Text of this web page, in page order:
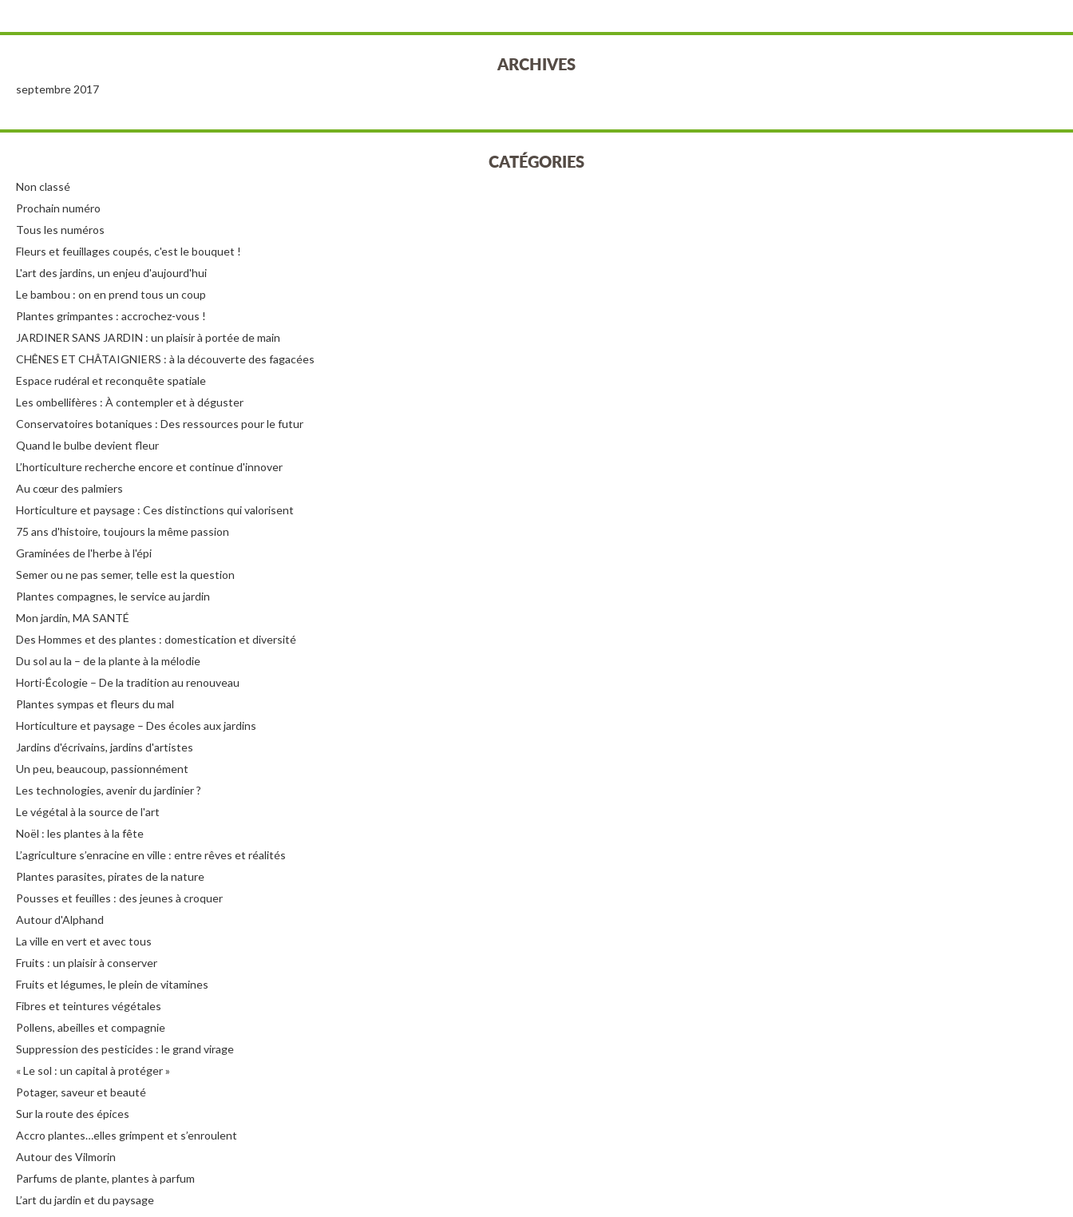
ARCHIVES
septembre 2017
CATÉGORIES
Non classé
Prochain numéro
Tous les numéros
Fleurs et feuillages coupés, c'est le bouquet !
L'art des jardins, un enjeu d'aujourd'hui
Le bambou : on en prend tous un coup
Plantes grimpantes : accrochez-vous !
JARDINER SANS JARDIN : un plaisir à portée de main
CHÊNES ET CHÂTAIGNIERS : à la découverte des fagacées
Espace rudéral et reconquête spatiale
Les ombellifères : À contempler et à déguster
Conservatoires botaniques : Des ressources pour le futur
Quand le bulbe devient fleur
L’horticulture recherche encore et continue d'innover
Au cœur des palmiers
Horticulture et paysage : Ces distinctions qui valorisent
75 ans d'histoire, toujours la même passion
Graminées de l'herbe à l'épi
Semer ou ne pas semer, telle est la question
Plantes compagnes, le service au jardin
Mon jardin, MA SANTÉ
Des Hommes et des plantes : domestication et diversité
Du sol au la – de la plante à la mélodie
Horti-Écologie – De la tradition au renouveau
Plantes sympas et fleurs du mal
Horticulture et paysage – Des écoles aux jardins
Jardins d'écrivains, jardins d'artistes
Un peu, beaucoup, passionnément
Les technologies, avenir du jardinier ?
Le végétal à la source de l'art
Noël : les plantes à la fête
L’agriculture s’enracine en ville : entre rêves et réalités
Plantes parasites, pirates de la nature
Pousses et feuilles : des jeunes à croquer
Autour d'Alphand
La ville en vert et avec tous
Fruits : un plaisir à conserver
Fruits et légumes, le plein de vitamines
Fibres et teintures végétales
Pollens, abeilles et compagnie
Suppression des pesticides : le grand virage
« Le sol : un capital à protéger »
Potager, saveur et beauté
Sur la route des épices
Accro plantes…elles grimpent et s’enroulent
Autour des Vilmorin
Parfums de plante, plantes à parfum
L’art du jardin et du paysage